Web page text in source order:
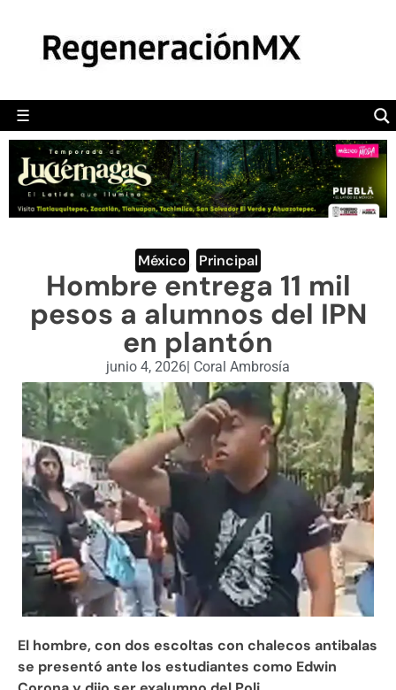
☰
POLÍTICA
CAMALEÓN
OPINIÓN
DEPORTES
ENGLISH SECTION
VIDEOS
México Principal
Hombre entrega 11 mil
pesos a alumnos del IPN
en plantón
junio 4, 2026| Coral Ambrosía
El hombre, con dos escoltas con chalecos antibalas
se presentó ante los estudiantes como Edwin